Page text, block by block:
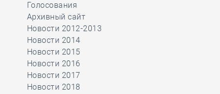
Голосования
Архивный сайт
Новости 2012-2013
Новости 2014
Новости 2015
Новости 2016
Новости 2017
Новости 2018